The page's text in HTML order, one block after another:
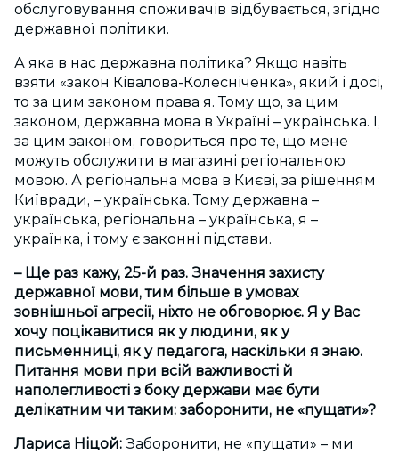
обслуговування споживачів відбувається, згідно
державної політики.
А яка в нас державна політика? Якщо навіть
взяти «закон Ківалова-Колесніченка», який і досі,
то за цим законом права я. Тому що, за цим
законом, державна мова в Україні – українська. І,
за цим законом, говориться про те, що мене
можуть обслужити в магазині регіональною
мовою. А регіональна мова в Києві, за рішенням
Київради, – українська. Тому державна –
українська, регіональна – українська, я –
українка, і тому є законні підстави.
– Ще раз кажу, 25-й раз. Значення захисту
державної мови, тим більше в умовах
зовнішньої агресії, ніхто не обговорює. Я у Вас
хочу поцікавитися як у людини, як у
письменниці, як у педагога, наскільки я знаю.
Питання мови при всій важливості й
наполегливості з боку держави має бути
делікатним чи таким: заборонити, не «пущати»?
Лариса Ніцой: Заборонити, не «пущати» – ми